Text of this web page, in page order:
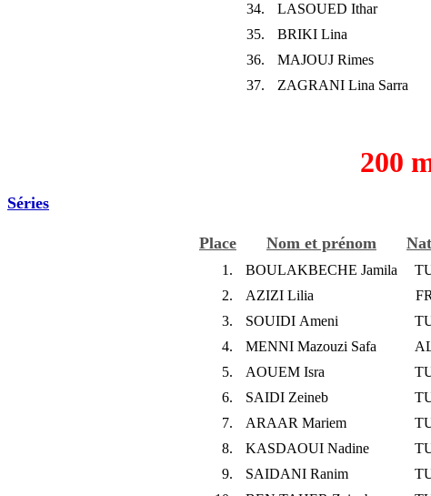
34. LASOUED Ithar
35. BRIKI Lina
36. MAJOUJ Rimes
37. ZAGRANI Lina Sarra
200
Séries
Place Nom et prénom
1. BOULAKBECHE Jamila
2. AZIZI Lilia
3. SOUIDI Ameni
4. MENNI Mazouzi Safa
5. AOUEM Isra
6. SAIDI Zeineb
7. ARAAR Mariem
8. KASDAOUI Nadine
9. SAIDANI Ranim